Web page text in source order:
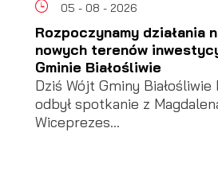
05 - 08 - 2026
Rozpoczynamy działania
nowych terenów
Gminie Białośliwie
Dziś Wójt Gminy Białośliwie
odbył spotkanie z
Wiceprezes...